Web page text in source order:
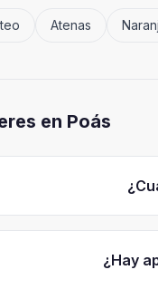
Atenas
en Poás
¿Hay